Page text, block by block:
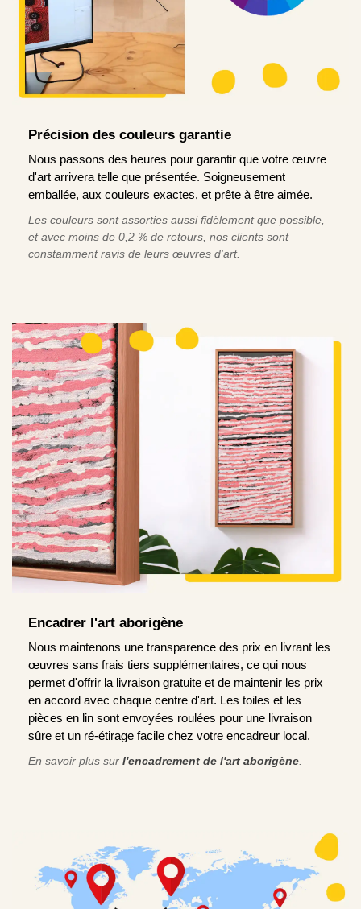
Précision des couleurs garantie
Nous passons des heures pour garantir que votre œuvre
d'art arrivera telle que présentée. Soigneusement
emballée, aux couleurs exactes, et prête à être aimée.
Les couleurs sont assorties aussi fidèlement que possible,
et avec moins de 0,2 % de retours, nos clients sont
constamment ravis de leurs œuvres d'art.
Encadrer l'art aborigène
Nous maintenons une transparence des prix en livrant les
œuvres sans frais tiers supplémentaires, ce qui nous
permet d'offrir la livraison gratuite et de maintenir les prix
en accord avec chaque centre d'art. Les toiles et les
pièces en lin sont envoyées roulées pour une livraison
sûre et un ré-étirage facile chez votre encadreur local.
En savoir plus sur l'encadrement de l'art aborigène